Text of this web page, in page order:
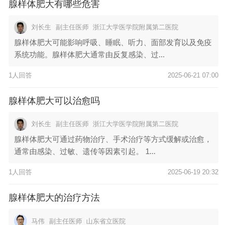
腺样体肥大有哪些危害
刘长生 副主任医师 浙江大学医学院附属第二医院
腺样体肥大可能影响呼吸、睡眠、听力、面部发育以及免疫
系统功能。腺样体肥大通常由反复感染、过...
1人回答 2025-06-21 07:00
腺样体肥大可以治愈吗
刘长生 副主任医师 浙江大学医学院附属第二医院
腺样体肥大可通过药物治疗、手术治疗等方式缓解或治愈，
通常由感染、过敏、遗传等因素引起。 1...
1人回答 2025-06-19 20:32
腺样体肥大的治疗方法
马伟 副主任医师 山东省立医院